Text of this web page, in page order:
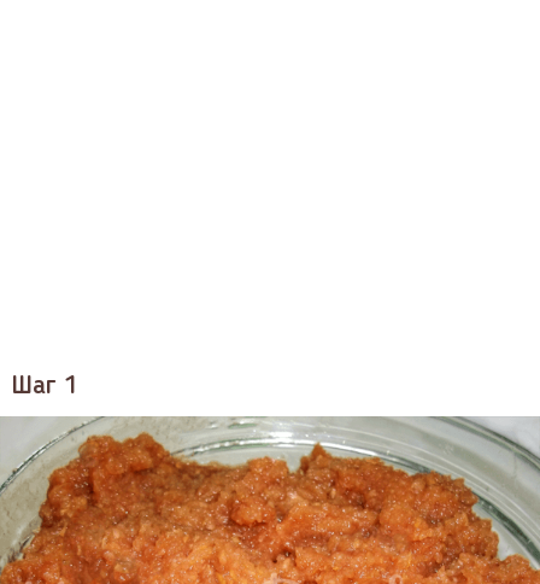
Шаг 1